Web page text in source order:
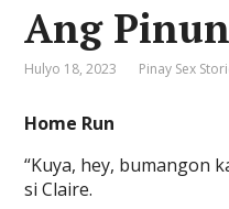
Ang
Hulyo 18, 2023 Pinay Sex
Home Run
“Kuya, hey, bumangon
si Claire.